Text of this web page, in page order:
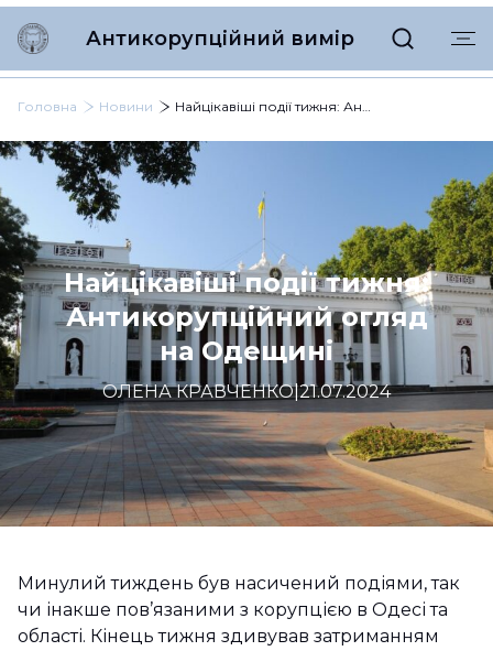
Антикорупційний вимір
Головна Новини Найцікавіші події тижня: Антикорупційний огляд на Одещині
Найцікавіші події тижня:
Антикорупційний огляд
на Одещині
ОЛЕНА КРАВЧЕНКО|21.07.2024
Минулий тиждень був насичений подіями, так
чи інакше пов’язаними з корупцією в Одесі та
області. Кінець тижня здивував затриманням